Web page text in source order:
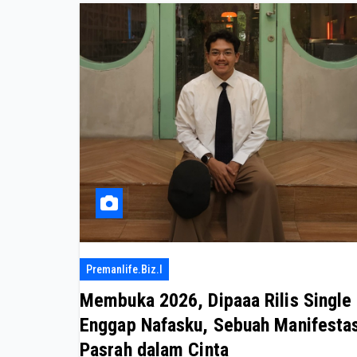
Premanlife.biz.i
Membuka 2026, Dipaaa Rilis Single
Enggap Nafasku, Sebuah
Pasrah dalam Cinta